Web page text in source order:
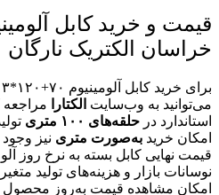
خراسان الکتریک نارگان
می‌توانید به وب‌سایت الکتارا
مراجعه
استاندارد در حلقه‌های ۱۰۰ متری
امکان خرید به‌صورت متری نیز وجود
قیمت نهایی کابل بسته به نرخ روز
نوسانات بازار و هزینه‌های تولید
امکان مشاهده قیمت به‌روز محصول